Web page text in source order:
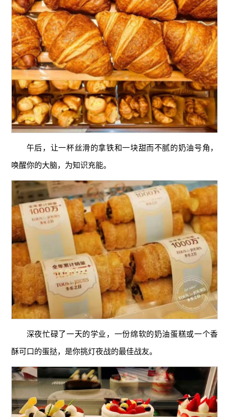
午后，让一杯丝滑的拿铁和一块甜而不腻的奶油号角，
唤醒你的大脑，为知识充能。
深夜忙碌了一天的学业，一份绵软的奶油蛋糕或一个香
酥可口的蛋挞，是你挑灯夜战的最佳战友。